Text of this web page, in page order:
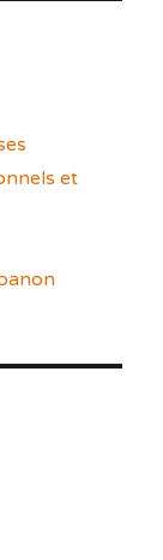
et